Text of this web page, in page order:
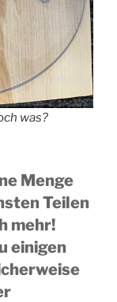
was?
Menge
Teilen
mehr!
einigen